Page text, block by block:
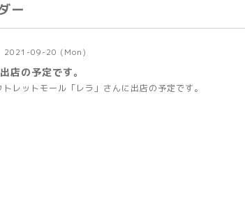
ー
2021-09-20 (Mon)
店の予定です。
トレットモール「レラ」さんに出店の予定です。